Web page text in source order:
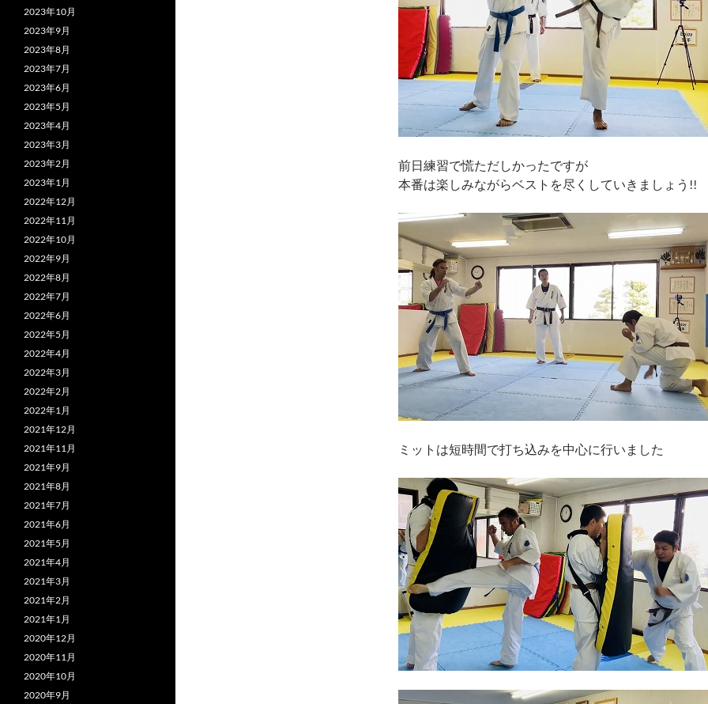
前日練習で慌ただしかったですが
本番は楽しみながらベストを尽くしていきましょう!!
ミットは短時間で打ち込みを中心に行いました
2023年10月
2023年9月
2023年8月
2023年7月
2023年6月
2023年5月
2023年4月
2023年3月
2023年2月
2023年1月
2022年12月
2022年11月
2022年10月
2022年9月
2022年8月
2022年7月
2022年6月
2022年5月
2022年4月
2022年3月
2022年2月
2022年1月
2021年12月
2021年11月
2021年9月
2021年8月
2021年7月
2021年6月
2021年5月
2021年4月
2021年3月
2021年2月
2021年1月
2020年12月
2020年11月
2020年10月
2020年9月